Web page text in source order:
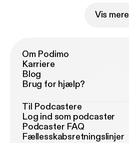
Vis mere
Om Podimo
Karriere
Blog
Brug for hjælp?
Til Podcastere
Log ind som podcaster
Podcaster FAQ
Fællesskabsretningslinjer